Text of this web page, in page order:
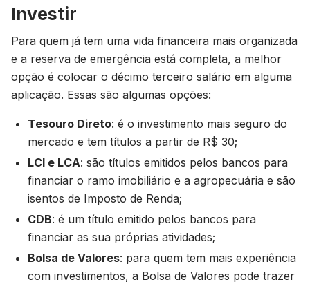
Investir
Para quem já tem uma vida financeira mais organizada
e a reserva de emergência está completa, a melhor
opção é colocar o décimo terceiro salário em alguma
aplicação. Essas são algumas opções:
Tesouro Direto: é o investimento mais seguro do
mercado e tem títulos a partir de R$ 30;
LCI e LCA: são títulos emitidos pelos bancos para
financiar o ramo imobiliário e a agropecuária e são
isentos de Imposto de Renda;
CDB: é um título emitido pelos bancos para
financiar as sua próprias atividades;
Bolsa de Valores: para quem tem mais experiência
com investimentos, a Bolsa de Valores pode trazer